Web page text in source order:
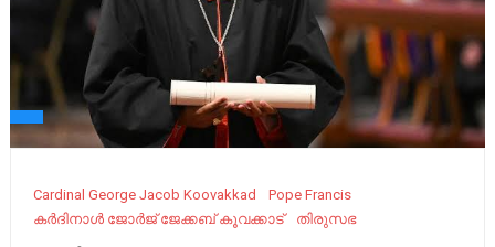
Cardinal George Jacob Koovakkad
Pope Francis
കർദിനാൾ ജോർജ് ജേക്കബ് കൂവക്കാട്
തിരുസഭ